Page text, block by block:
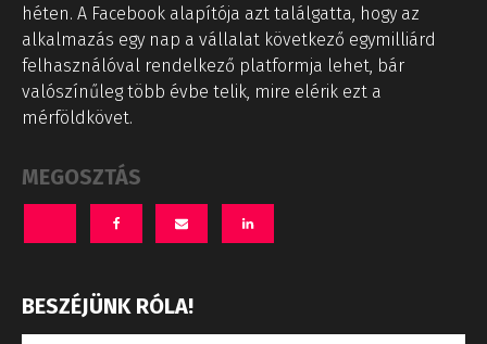
héten. A Facebook alapítója azt találgatta, hogy az
alkalmazás egy nap a vállalat következő egymilliárd
felhasználóval rendelkező platformja lehet, bár
valószínűleg több évbe telik, mire elérik ezt a
mérföldkövet.
MEGOSZTÁS
BESZÉJÜNK RÓLA!